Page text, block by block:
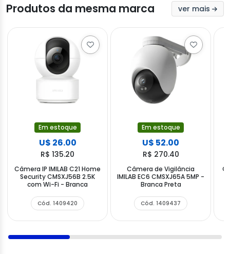
Produtos da mesma marca ver mais
Em estoque
U$ 26.00
R$ 135.20
Câmera IP IMILAB C21 Home
Security CMSXJ56B 2.5K
com Wi-Fi - Branca
Cód. 1409420
Em estoque
U$ 52.00
R$ 270.40
Câmera de Vigilância
IMILAB EC6 CMSXJ65A 5MP -
Branca Preta
Cód. 1409437